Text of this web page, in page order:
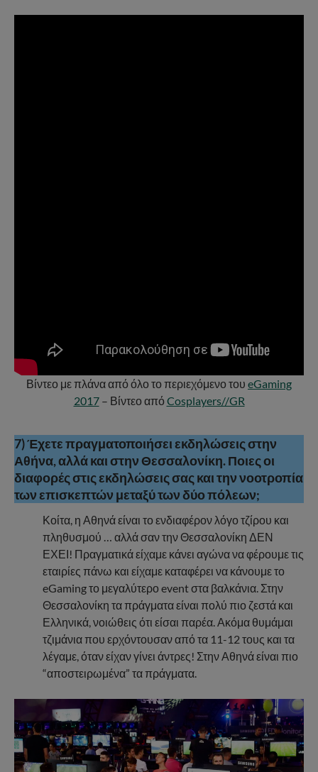
Βίντεο με πλάνα από όλο το περιεχόμενο του eGaming
2017– Βίντεο από Cosplayers//GR
7) Έχετε πραγματοποιήσει εκδηλώσεις στην
Αθήνα, αλλά και στην Θεσσαλονίκη. Ποιες οι
διαφορές στις εκδηλώσεις σας και την νοοτροπία
των επισκεπτών μεταξύ των δύο πόλεων;
Κοίτα, η Αθηνά είναι το ενδιαφέρον λόγο τζίρου και
πληθυσμού … αλλά σαν την Θεσσαλονίκη ΔΕΝ
ΕΧΕΙ! Πραγματικά είχαμε κάνει αγώνα να φέρουμε τις
εταιρίες πάνω και είχαμε καταφέρει να κάνουμε το
eGaming το μεγαλύτερο event στα βαλκάνια. Στην
Θεσσαλονίκη τα πράγματα είναι πολύ πιο ζεστά και
Ελληνικά, νοιώθεις ότι είσαι παρέα. Ακόμα θυμάμαι
τζιμάνια που ερχόντουσαν από τα 11-12 τους και τα
λέγαμε, όταν είχαν γίνει άντρες! Στην Αθηνά είναι πιο
“αποστειρωμένα” τα πράγματα.